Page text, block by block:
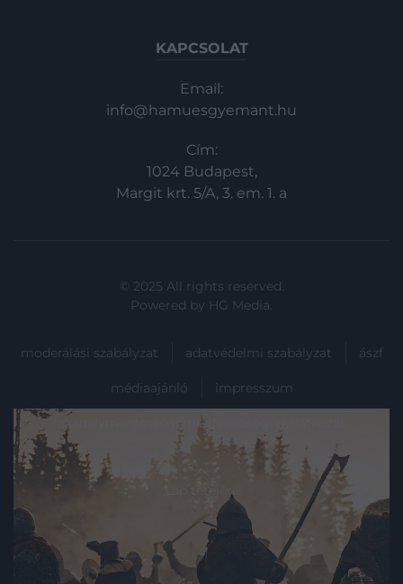
KAPCSOLAT
Email:
info@hamuesgyemant.hu
Cím:
1024 Budapest,
Margit krt. 5/A, 3. em. 1. a
© 2025 All rights reserved.
Powered by HG Media.
moderálási szabályzat adatvédelmi szabályzat ászf
médiaajánló impresszum
akadálymentességi megfelelőségi nyilatkozat
Lap tetejére